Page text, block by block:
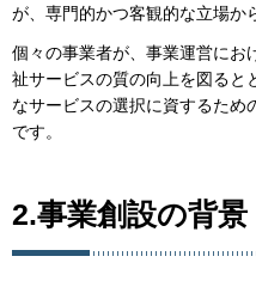
が、専門的かつ客観的な立場か
個々の事業者が、事業運営にお
祉サービスの質の向上を図ると
なサービスの選択に資するため
です。
2.事業創設の背景